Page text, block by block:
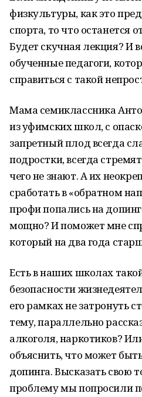
физкультуры, как это
спорта, то что останется
Будет скучная лекция? И
обученные педагоги,
справиться с такой
Мама семиклассника
из уфимских школ, с
запретный плод всегда
подростки, всегда
чего не знают. А их
сработать в «обратном
профи попались на
мощно? И поможет мне
который на два года
Есть в наших школах
безопасности
его рамках не затронуть
тему, параллельно
алкоголя, наркотиков?
объяснить, что может
допинга. Высказать свою
проблему мы попросили